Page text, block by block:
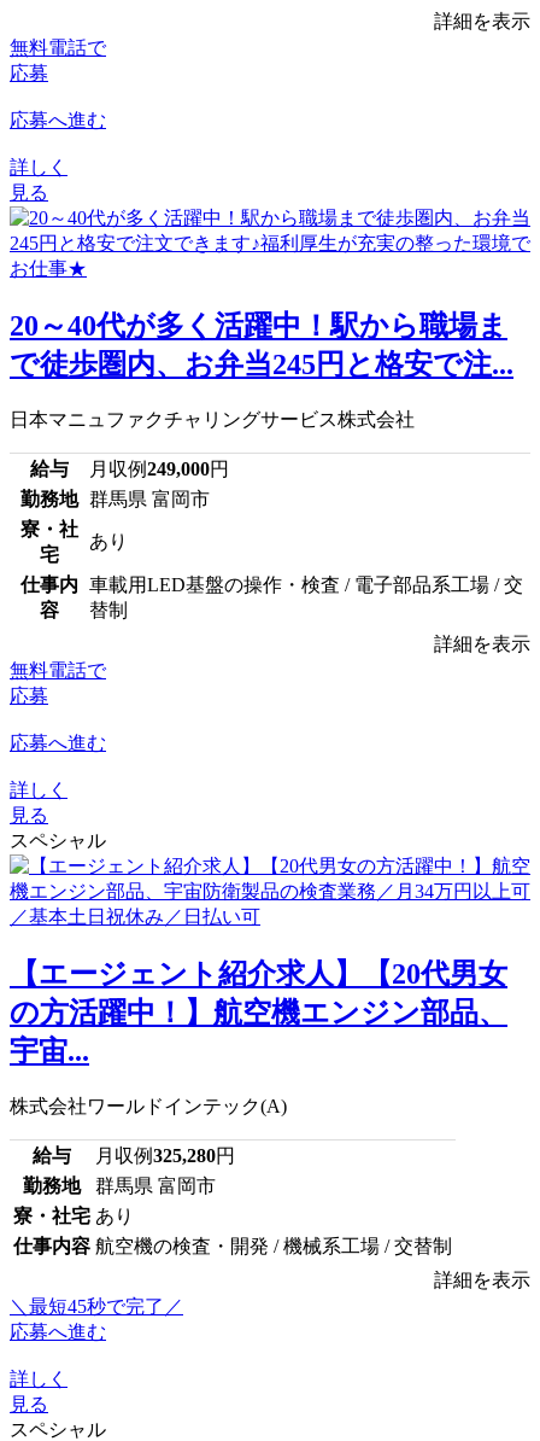
詳細を表示
無料電話で
応募
応募へ進む
詳しく
見る
20～40代が多く活躍中！駅から職場ま
で徒歩圏内、お弁当245円と格安で注...
日本マニュファクチャリングサービス株式会社
給与 月収例249,000円
勤務地 群馬県 富岡市
寮・社
宅
あり
仕事内
容
車載用LED基盤の操作・検査 / 電子部品系工場 / 交
替制
詳細を表示
無料電話で
応募
応募へ進む
詳しく
見る
スペシャル
【エージェント紹介求人】【20代男女
の方活躍中！】航空機エンジン部品、
宇宙...
株式会社ワールドインテック(A)
給与 月収例325,280円
勤務地
群馬県 富岡市
寮・社宅 あり
仕事内容 航空機の検査・開発 / 機械系工場 / 交替制
詳細を表示
＼最短45秒で完了／
応募へ進む
詳しく
見る
スペシャル